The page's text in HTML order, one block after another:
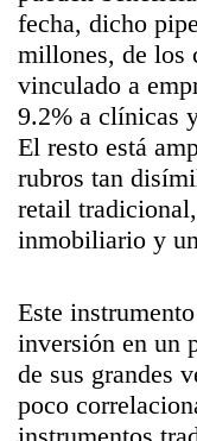
fecha, dicho
millones, de los
vinculado a
9.2% a clínicas
El resto está
rubros tan
retail
inmobiliario y
Este
inversión en un
de sus grandes
poco